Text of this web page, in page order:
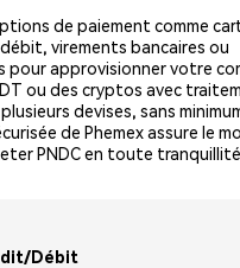
de paiement comme
virements bancaires ou
pour approvisionner votre
ou des cryptos avec
devises, sans
de Phemex assure le
PNDC en toute
Débit